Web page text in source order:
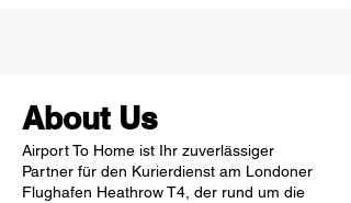
About Us
Airport To Home ist Ihr zuverlässiger
Partner für den Kurierdienst am Londoner
Flughafen Heathrow T4, der rund um die